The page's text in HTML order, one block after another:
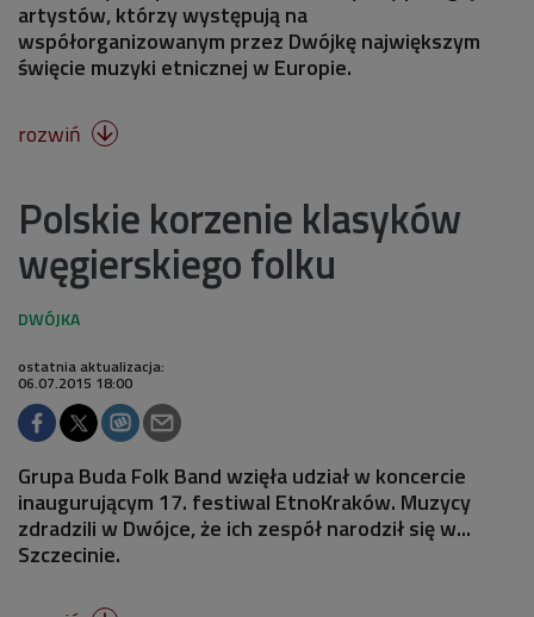
artystów, którzy występują na
współorganizowanym przez Dwójkę największym
święcie muzyki etnicznej w Europie.
rozwiń 
Polskie korzenie klasyków
węgierskiego folku
ostatnia aktualizacja:
06.07.2015 18:00
Grupa Buda Folk Band wzięła udział w koncercie
inaugurującym 17. festiwal EtnoKraków. Muzycy
zdradzili w Dwójce, że ich zespół narodził się w...
Szczecinie.